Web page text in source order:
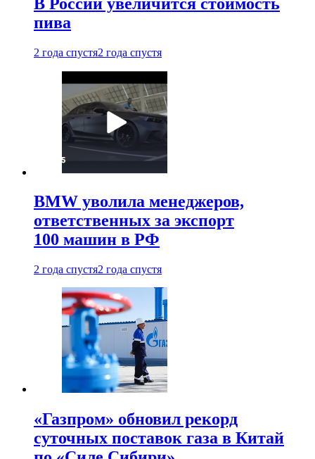
пива
2 года спустя2 года спустя
BMW уволила менеджеров,
ответственных за экспорт
100 машин в РФ
2 года спустя2 года спустя
«Газпром» обновил рекорд
суточных поставок газа в Китай